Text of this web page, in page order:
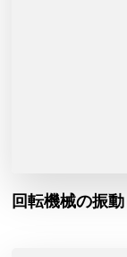
回転機械の振